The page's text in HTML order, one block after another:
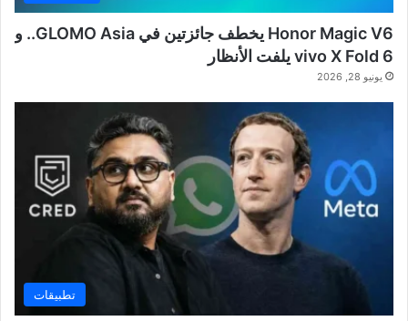
Honor Magic V6 يخطف جائزتين في GLOMO Asia.. و
vivo X Fold 6 يلفت الأنظار
يونيو 28, 2026
تطبيقات